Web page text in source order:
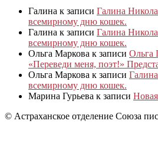
Галина к записи Галина
всемирному дню кошек.
Галина к записи Галина
всемирному дню кошек.
Ольга Маркова к записи Ольга
«Переведи меня, поэт!»
Ольга Маркова к записи
всемирному дню кошек.
Марина Гурьева к записи
© Астраханское отделение Союза